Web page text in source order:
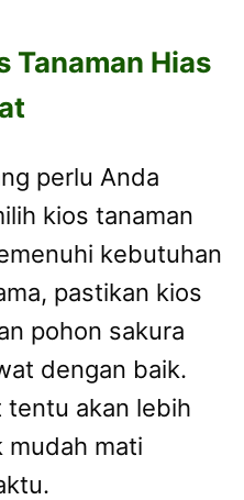
Tanaman Hias
perlu Anda
kios tanaman
kebutuhan
pastikan kios
pohon sakura
dengan baik.
tentu akan lebih
mudah mati